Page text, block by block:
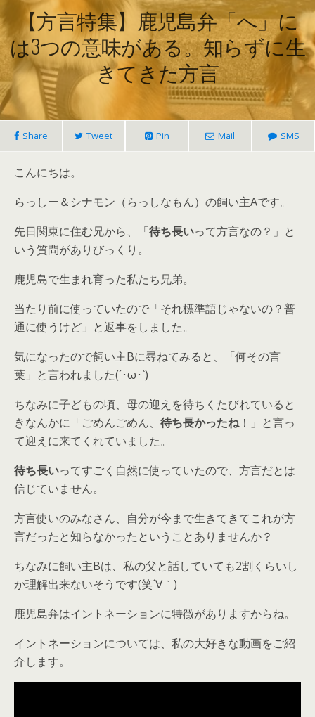
【方言特集】鹿児島弁「へ」に
は3つの意味がある。知らずに生
きてきた方言
Share Tweet Pin Mail SMS
こんにちは。
らっしー＆シナモン（らっしなもん）の飼い主Aです。
先日関東に住む兄から、「待ち長いって方言なの？」と
いう質問がありびっくり。
鹿児島で生まれ育った私たち兄弟。
当たり前に使っていたので「それ標準語じゃないの？普
通に使うけど」と返事をしました。
気になったので飼い主Bに尋ねてみると、「何その言
葉」と言われました(´･ω･`)
ちなみに子どもの頃、母の迎えを待ちくたびれていると
きなんかに「ごめんごめん、 待ち長かったね！」と言っ
て迎えに来てくれていました。
待ち長いってすごく自然に使っていたので、方言だとは
信じていません。
方言使いのみなさん、自分が今まで生きてきてこれが方
言だったと知らなかったということありませんか？
ちなみに飼い主Bは、私の父と話していても2割くらいし
か理解出来ないそうです(笑´∀｀)
鹿児島弁はイントネーションに特徴がありますからね。
イントネーションについては、私の大好きな動画をご紹
介します。